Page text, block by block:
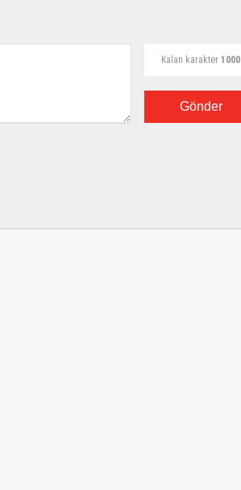
Kalan karakter 1000
Gönder